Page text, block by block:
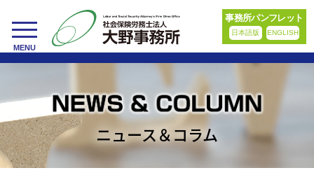
toggle
navigation
MENU
事務所パンフレット
日本語版 ENGLISH
ニュース＆コラム